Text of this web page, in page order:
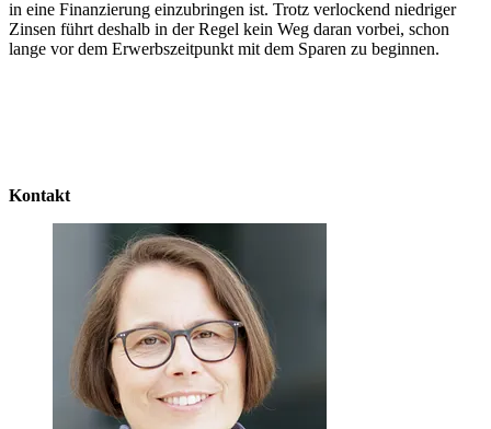
in eine Finanzierung einzubringen ist. Trotz verlockend niedriger
Zinsen führt deshalb in der Regel kein Weg daran vorbei, schon
lange vor dem Erwerbszeitpunkt mit dem Sparen zu beginnen.
Kontakt